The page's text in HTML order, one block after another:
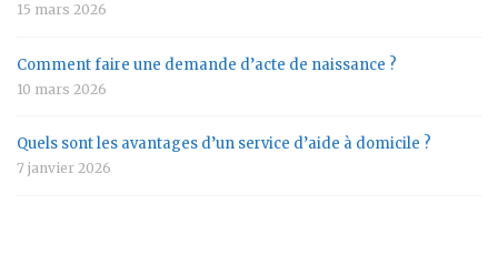
15 mars 2026
Comment faire une demande d’acte de naissance ?
10 mars 2026
Quels sont les avantages d’un service d’aide à domicile ?
7 janvier 2026